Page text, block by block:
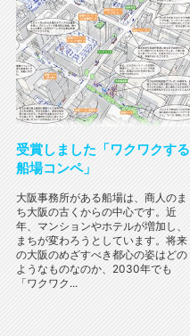
受賞しました「ワクワクする
船場コンペ」
大阪事務所がある船場は、商人のま
ち大阪の古くからの中心です。近
年、マンションやホテルが増加し、
まちが変わろうとしています。将来
の大阪のめざすべき都心の姿はどの
ようなものなのか、2030年でも
「ワクワク...